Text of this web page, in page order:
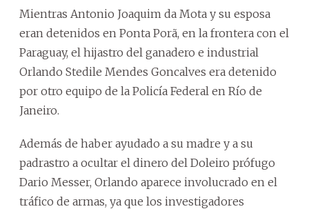
Mientras Antonio Joaquim da Mota y su esposa
eran detenidos en Ponta Porã, en la frontera con el
Paraguay, el hijastro del ganadero e industrial
Orlando Stedile Mendes Goncalves era detenido
por otro equipo de la Policía Federal en Río de
Janeiro.
Además de haber ayudado a su madre y a su
padrastro a ocultar el dinero del Doleiro prófugo
Dario Messer, Orlando aparece involucrado en el
tráfico de armas, ya que los investigadores